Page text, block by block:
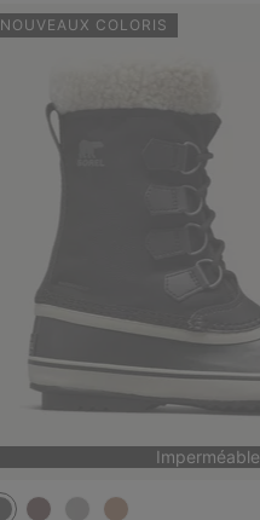
NOUVEAUX COLORIS
Imperméable